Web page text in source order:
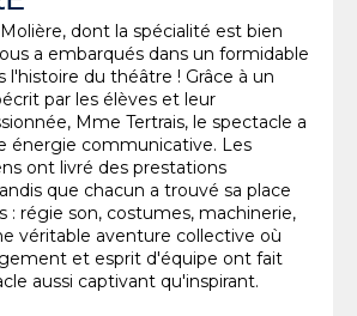
dont la spécialité est bien
a embarqués dans un formidable
l'histoire du théâtre ! Grâce à un
par les élèves et leur
Mme Tertrais, le spectacle a
énergie communicative. Les
ont livré des prestations
que chacun a trouvé sa place
: régie son, costumes, machinerie,
véritable aventure collective où
et esprit d'équipe ont fait
aussi captivant qu'inspirant.